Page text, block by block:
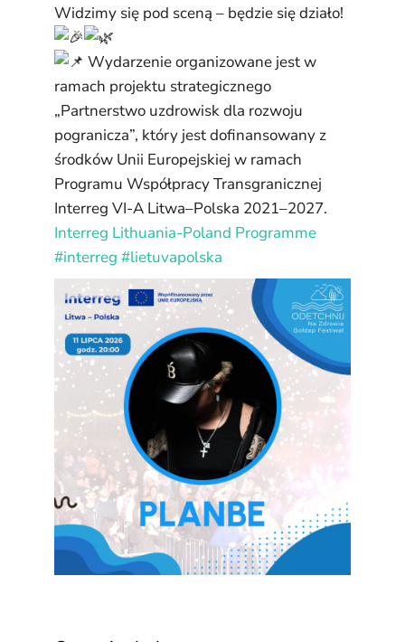
Widzimy się pod sceną – będzie się działo!
Wydarzenie organizowane jest w
ramach projektu strategicznego
„Partnerstwo uzdrowisk dla rozwoju
pogranicza”, który jest dofinansowany z
środków Unii Europejskiej w ramach
Programu Współpracy Transgranicznej
Interreg VI-A Litwa–Polska 2021–2027.
Interreg Lithuania-Poland Programme
#interreg #lietuvapolska